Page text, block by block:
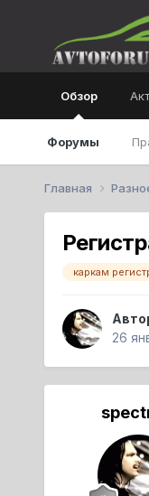
Обзор
Форумы
Главная
каркам
26